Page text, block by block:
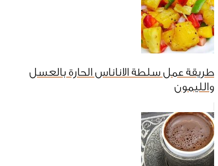
طريقة عمل سلطة الاناناس الحارة بالعسل
والليمون